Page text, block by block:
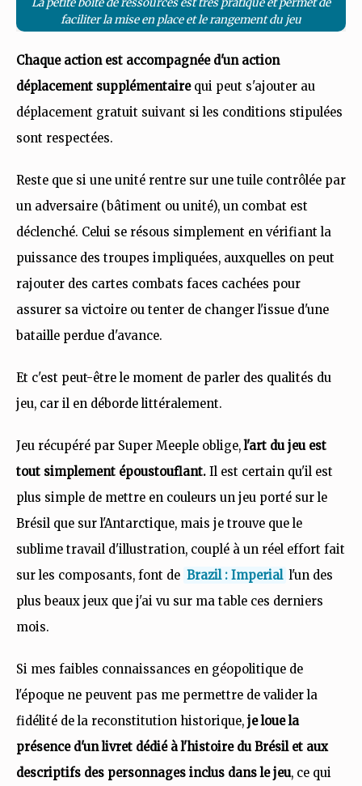
La petite boîte de ressources est très pratique et permet de
faciliter la mise en place et le rangement du jeu
Chaque action est accompagnée d'un action
déplacement supplémentairequi peut s'ajouter au
déplacement gratuit suivant si les conditions stipulées
sont respectées.
Reste que si une unité rentre sur une tuile contrôlée par
un adversaire (bâtiment ou unité), un combat est
déclenché. Celui se résous simplement en vérifiant la
puissance des troupes impliquées, auxquelles on peut
rajouter des cartes combats faces cachées pour
assurer sa victoire ou tenter de changer l'issue d'une
bataille perdue d'avance.
Et c'est peut-être le moment de parler des qualités du
jeu, car il en déborde littéralement.
Jeu récupéré par Super Meeple oblige,l'art du jeu est
tout simplement époustouflant. Il est certain qu'il est
plus simple de mettre en couleurs un jeu porté sur le
Brésil que sur l'Antarctique, mais je trouve que le
sublime travail d'illustration, couplé à un réel effort fait
sur les composants, font de Brazil : Imperial l'un des
plus beaux jeux que j'ai vu sur ma table ces derniers
mois.
Si mes faibles connaissances en géopolitique de
l'époque ne peuvent pas me permettre de valider la
fidélité de la reconstitution historique, je loue la
présence d'un livret dédié à l'histoire du Brésil et aux
descriptifs des personnages inclus dans le jeu, ce qui